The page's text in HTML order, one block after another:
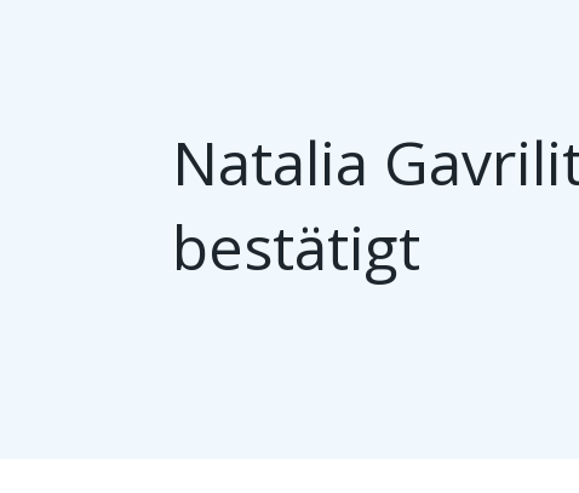
Natalia
bestätigt